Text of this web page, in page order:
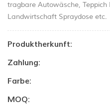
tragbare Autowäsche, Teppich
Landwirtschaft Spraydose etc.
Produktherkunft:
Zahlung:
Farbe:
MOQ: